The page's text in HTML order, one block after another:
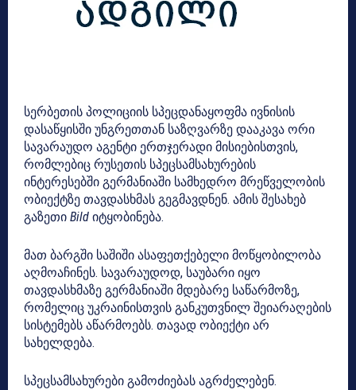
სერბეთის პოლიციის სპეცდანაყოფმა ივნისის
დასაწყისში უნგრეთთან საზღვარზე დააკავა ორი
სავარაუდო აგენტი ერთჯერადი მისიებისთვის,
რომლებიც რუსეთის სპეცსამსახურების
ინტერესებში გერმანიაში სამხედრო მრეწველობის
ობიექტზე თავდასხმას გეგმავდნენ. ამის შესახებ
გაზეთი Bild იტყობინება.
მათ ბარგში საშიში ასაფეთქებელი მოწყობილობა
აღმოაჩინეს. სავარაუდოდ, საუბარი იყო
თავდასხმაზე გერმანიაში მდებარე საწარმოზე,
რომელიც უკრაინისთვის განკუთვნილ შეიარაღების
სისტემებს აწარმოებს. თავად ობიექტი არ
სახელდება.
სპეცსამსახურები გამოძიებას აგრძელებენ.